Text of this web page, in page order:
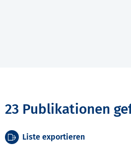
23 Publikationen
Liste exportieren